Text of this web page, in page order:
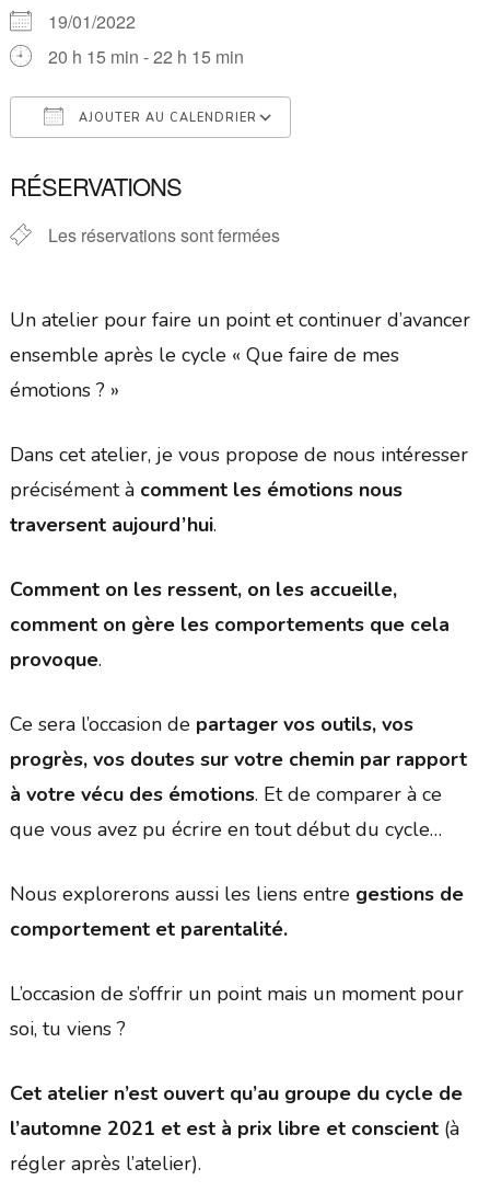
19/01/2022
20 h 15 min - 22 h 15 min
AJOUTER AU CALENDRIER
RÉSERVATIONS
Les réservations sont fermées
Un atelier pour faire un point et continuer d’avancer
ensemble après le cycle « Que faire de mes
émotions ? »
Dans cet atelier, je vous propose de nous intéresser
précisément à comment les émotions nous
traversent aujourd’hui.
Comment on les ressent, on les accueille,
comment on gère les comportements que cela
provoque.
Ce sera l’occasion de partager vos outils, vos
progrès, vos doutes sur votre chemin par rapport
à votre vécu des émotions. Et de comparer à ce
que vous avez pu écrire en tout début du cycle…
Nous explorerons aussi les liens entre gestions de
comportement et parentalité.
L’occasion de s’offrir un point mais un moment pour
soi, tu viens ?
Cet atelier n’est ouvert qu’au groupe du cycle de
l’automne 2021 et est à prix libre et conscient(à
régler après l’atelier).